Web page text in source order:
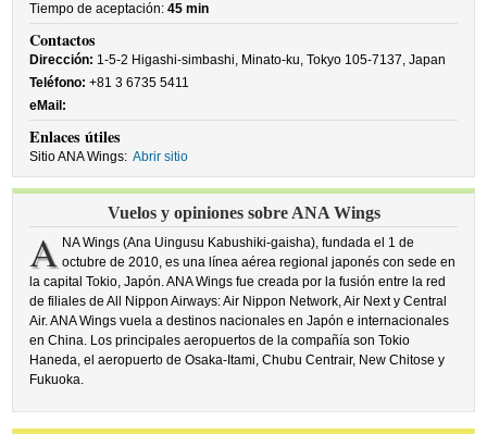
Tiempo de aceptación:45 min
Contactos
Dirección: 1-5-2 Higashi-simbashi, Minato-ku, Tokyo 105-7137, Japan
Teléfono: +81 3 6735 5411
eMail:
Enlaces útiles
Sitio ANA Wings: Abrir sitio
Vuelos y opiniones sobre ANA Wings
A NA Wings (Ana Uingusu Kabushiki-gaisha), fundada el 1 de
octubre de 2010, es una línea aérea regional japonés con sede en
la capital Tokio, Japón. ANA Wings fue creada por la fusión entre la red
de filiales de All Nippon Airways: Air Nippon Network, Air Next y Central
Air. ANA Wings vuela a destinos nacionales en Japón e internacionales
en China. Los principales aeropuertos de la compañía son Tokio
Haneda, el aeropuerto de Osaka-Itami, Chubu Centrair, New Chitose y
Fukuoka.